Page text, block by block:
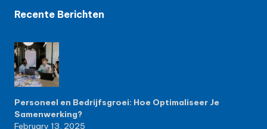
Recente Berichten
Personeel en Bedrijfsgroei: Hoe Optimaliseer Je
Samenwerking?
February 13, 2025